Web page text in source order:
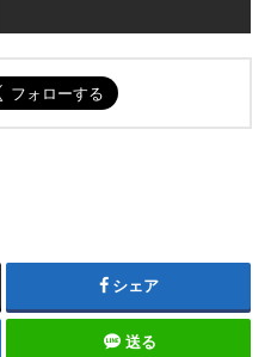
シェア
送る